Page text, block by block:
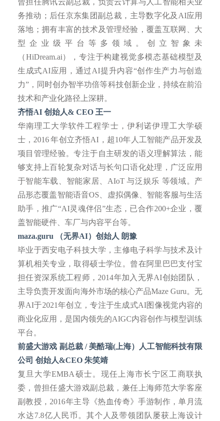
曾担任腾讯云副总裁，负责云计算与人工智能相关业
务推动；后任京东集团副总裁，主导数字化及 AI应用
落地；拥有丰富的技术及管理经验，覆盖互联网、大
型企业级平台等多领域。创立智象未
（HiDream.ai），专注于构建视觉多模态基础模型及
生成式AI应用，通过AI提升内容“创作生产力与创造
力”，同时创办智半功倍等科技创新企业，持续在前沿
技术和产业化路径上深耕。
齐悟AI 创始人& CEO 王一
华南理工大学软件工程学士，伊利诺伊理工大学硕
士， 2016 年创立齐悟AI，超10年人工智能产品开发及
项目管理经验。专注于自主研发的语义理解算法，能
够支持上百轮复杂对话与长句口语化处理，广泛应用
于智能车载、智能家居、AIoT 与泛娱乐 等领域。产
品形态覆盖智能语音OS、虚拟偶像、智能客服与生活
助手，推广“AI灵魂伴侣”生态，已合作200+企业，覆
盖智能硬件、车厂与内容平台等。
maza.guru （无界AI）创始人 朗豫
毕业于西安电子科技大学，主修电子科学与技术及计
算机相关专业，取得硕士学位。曾在阿里巴巴支付宝
担任资深系统工程师， 2014年加入无界AI创始团队，
主导负责开发面向海外市场的核心产品Maze Guru。无
界AI于2021年创立，专注于生成式AI图像视觉内容的
商业化应用，是国内领先的AIGC内容创作与模型训练
平台。
前盛大游戏 副总裁 / 美酷瑞(上海）人工智能科技有限
公司 创始人&CEO 朱笑靖
复旦大学EMBA硕士。现任上海市长宁区工商联执
委，曾担任盛大游戏副总裁，兼任上海师范大学客座
副教授，2016年主导《热血传奇》手游制作，单月流
水达7.8亿人民币。其个人及带领团队屡获上海设计